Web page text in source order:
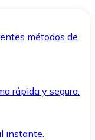
métodos de
rápida y segura.
instante.